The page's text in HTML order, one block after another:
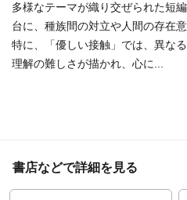
多様なテーマが織り交ぜられた短
台に、種族間の対立や人間の存在
特に、「優しい接触」では、異な
理解の難しさが描かれ、心に...
書店などで詳細を見る